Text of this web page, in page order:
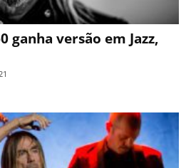
ganha versão em Jazz,